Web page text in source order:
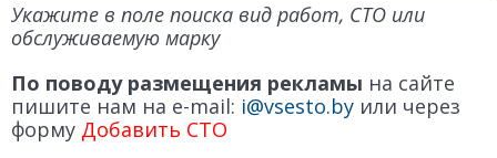
Укажите в поле поиска вид работ, СТО или
обслуживаемую марку
По поводу размещения рекламы на сайте
пишите нам на e-mail: i@vsesto.by или через
форму Добавить СТО